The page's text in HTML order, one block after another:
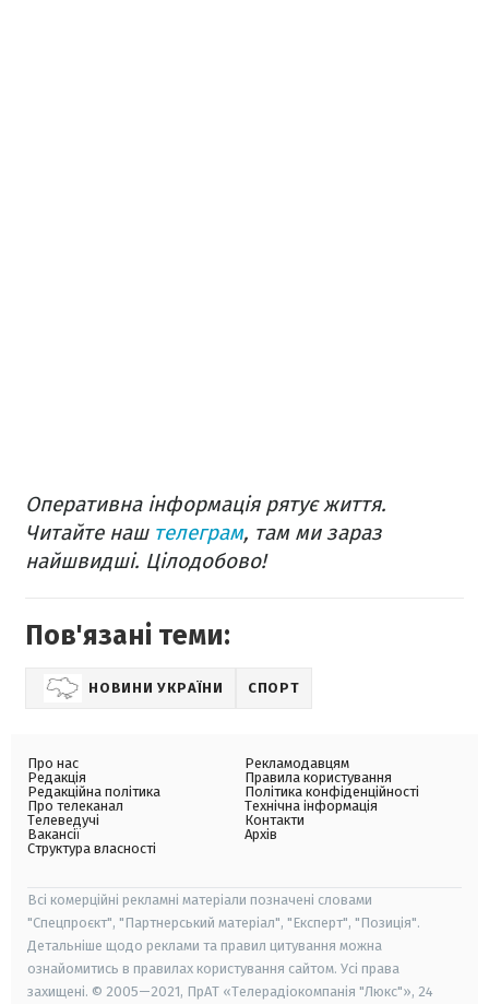
Оперативна інформація рятує життя.
Читайте наш телеграм, там ми зараз
найшвидші. Цілодобово!
Пов'язані теми:
НОВИНИ УКРАЇНИ СПОРТ
Про нас
Редакція
Редакційна політика
Про телеканал
Телеведучі
Вакансії
Структура власності
Рекламодавцям
Правила користування
Політика конфіденційності
Технічна інформація
Контакти
Архів
Всі комерційні рекламні матеріали позначені словами
"Спецпроєкт", "Партнерський матеріал", "Експерт", "Позиція".
Детальніше щодо реклами та правил цитування можна
ознайомитись в правилах користування сайтом. Усі права
захищені. © 2005—2021, ПрАТ «Телерадіокомпанія "Люкс"», 24